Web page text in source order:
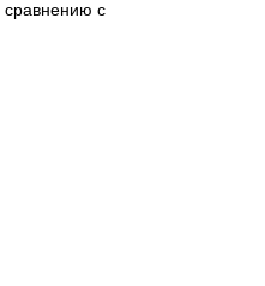
сравнению с